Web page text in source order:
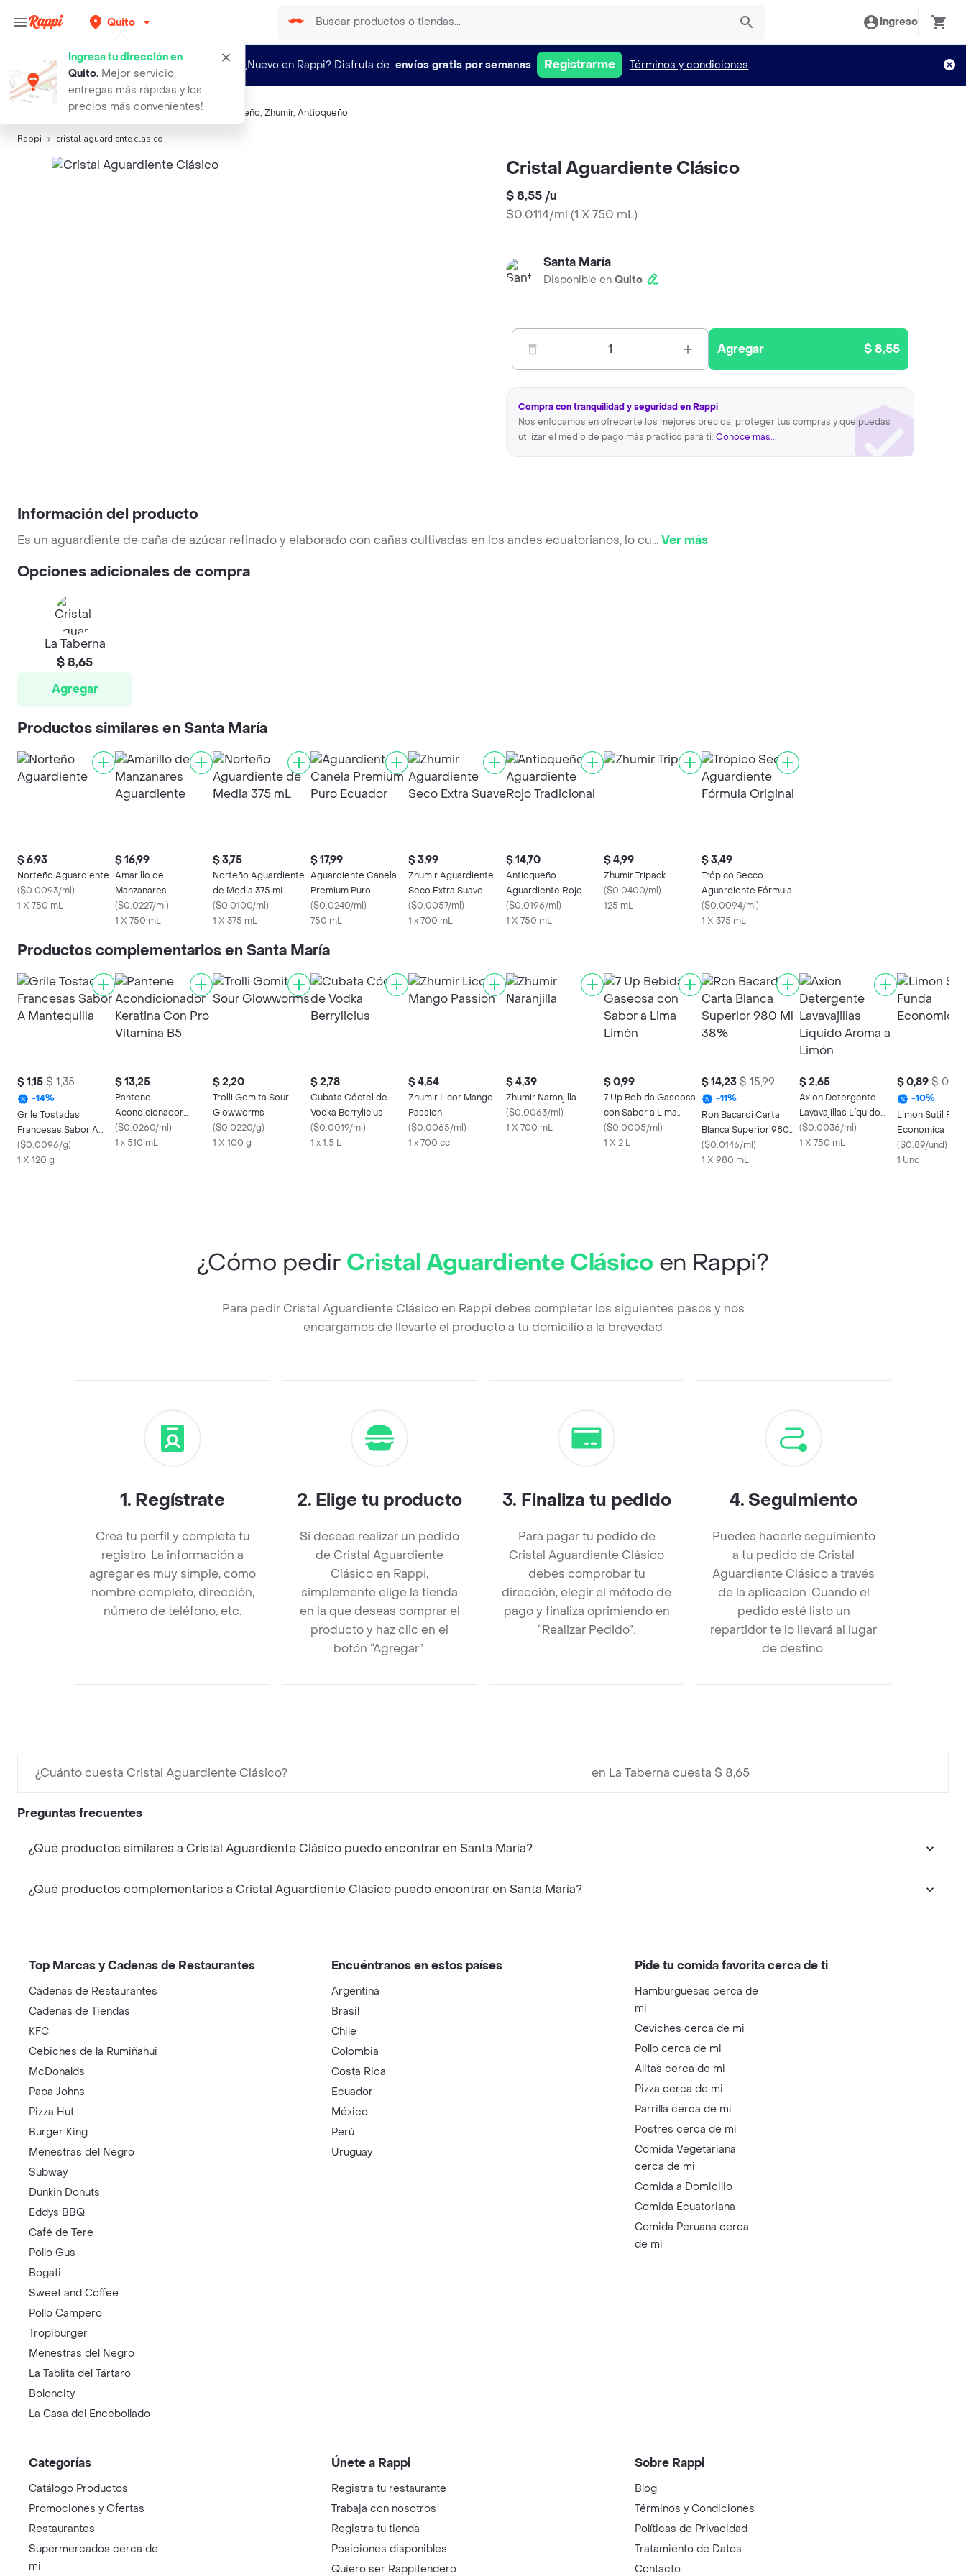
Quito
Ingresa tu dirección en
Quito. Mejor servicio,
entregas más rápidas y los
precios más convenientes!
Ingreso
¿Nuevo en Rappi? Disfruta de envíos gratis por semanas Registrarme Términos y condiciones
Búsquedas relacionadas: Aguardientes,Cristal Norteño, Zhumir, Antioqueño
Rappi cristal aguardiente clasico
Cristal Aguardiente Clásico
$ 8,55 /u
$0.0114/ml (1 X 750 mL)
Santa María
Disponible en Quito
1 Agregar $ 8,55
Compra con tranquilidad y seguridad en Rappi
Nos enfocamos en ofrecerte los mejores precios, proteger tus compras y que puedas
utilizar el medio de pago más practico para ti. Conoce más...
Información del producto
Es un aguardiente de caña de azúcar refinado y elaborado con cañas cultivadas en los andes ecuatorianos, lo cu...Ver más
Opciones adicionales de compra
La Taberna
$ 8,65
Agregar
Productos similares en Santa María
$ 6,93
Norteño Aguardiente
($0.0093/ml)
1 X 750 mL
$ 16,99
Amarillo de
Manzanares
Aguardiente
($0.0227/ml)
1 X 750 mL
$ 3,75
Norteño Aguardiente
de Media 375 mL
($0.0100/ml)
1 X 375 mL
$ 17,99
Aguardiente Canela
Premium Puro
Ecuador
($0.0240/ml)
750 mL
$ 3,99
Zhumir Aguardiente
Seco Extra Suave
($0.0057/ml)
1 x 700 mL
$ 14,70
Antioqueño
Aguardiente Rojo
Tradicional
($0.0196/ml)
1 X 750 mL
$ 4,99
Zhumir Tripack
($0.0400/ml)
125 mL
$ 3,49
Trópico Secco
Aguardiente Fórmula
Original
($0.0094/ml)
1 X 375 mL
Productos complementarios en Santa María
$ 1,15 $ 1,35
-14%
Grile Tostadas
Francesas Sabor A
Mantequilla
($0.0096/g)
1 X 120 g
$ 13,25
Pantene
Acondicionador
Keratina Con Pro
Vitamina B5
($0.0260/ml)
1 x 510 mL
$ 2,20
Trolli Gomita Sour
Glowworms
($0.0220/g)
1 X 100 g
$ 2,78
Cubata Cóctel de
Vodka Berrylicius
($0.0019/ml)
1 x 1.5 L
$ 4,54
Zhumir Licor Mango
Passion
($0.0065/ml)
1 x 700 cc
$ 4,39
Zhumir Naranjilla
($0.0063/ml)
1 X 700 mL
$ 0,99
7 Up Bebida Gaseosa
con Sabor a Lima
Limón
($0.0005/ml)
1 X 2 L
$ 14,23 $ 15,99
-11%
Ron Bacardi Carta
Blanca Superior 980
Ml 38%
($0.0146/ml)
1 X 980 mL
$ 2,65
Axion Detergente
Lavavajillas Líquido
Aroma a Limón
($0.0036/ml)
1 X 750 mL
$ 0,89 $ 0,99
-10%
Limon Sutil
Economica
($0.89/und)
1 Und
¿Cómo pedir Cristal Aguardiente Clásicoen Rappi?
Para pedir Cristal Aguardiente Clásico en Rappi debes completar los siguientes pasos y nos
encargamos de llevarte el producto a tu domicilio a la brevedad
1. Regístrate
Crea tu perfil y completa tu
registro. La información a
agregar es muy simple, como
nombre completo, dirección,
número de teléfono, etc.
2. Elige tu producto
Si deseas realizar un pedido
de Cristal Aguardiente
Clásico en Rappi,
simplemente elige la tienda
en la que deseas comprar el
producto y haz clic en el
botón “Agregar”.
3. Finaliza tu pedido
Para pagar tu pedido de
Cristal Aguardiente Clásico
debes comprobar tu
dirección, elegir el método de
pago y finaliza oprimiendo en
“Realizar Pedido”.
4. Seguimiento
Puedes hacerle seguimiento
a tu pedido de Cristal
Aguardiente Clásico a través
de la aplicación. Cuando el
pedido esté listo un
repartidor te lo llevará al lugar
de destino.
¿Cuánto cuesta Cristal Aguardiente Clásico? en La Taberna cuesta $ 8,65
Preguntas frecuentes
¿Qué productos similares a Cristal Aguardiente Clásico puedo encontrar en Santa María?
¿Qué productos complementarios a Cristal Aguardiente Clásico puedo encontrar en Santa María?
Top Marcas y Cadenas de Restaurantes
Cadenas de Restaurantes
Cadenas de Tiendas
KFC
Cebiches de la Rumiñahui
McDonalds
Papa Johns
Pizza Hut
Burger King
Menestras del Negro
Subway
Dunkin Donuts
Eddys BBQ
Café de Tere
Pollo Gus
Bogati
Sweet and Coffee
Pollo Campero
Tropiburger
Menestras del Negro
La Tablita del Tártaro
Boloncity
La Casa del Encebollado
Encuéntranos en estos países
Argentina
Brasil
Chile
Colombia
Costa Rica
Ecuador
México
Perú
Uruguay
Pide tu comida favorita cerca de ti
Hamburguesas cerca de
mi
Ceviches cerca de mi
Pollo cerca de mi
Alitas cerca de mi
Pizza cerca de mi
Parrilla cerca de mi
Postres cerca de mi
Comida Vegetariana
cerca de mi
Comida a Domicilio
Comida Ecuatoriana
Comida Peruana cerca
de mi
Categorías
Catálogo Productos
Promociones y Ofertas
Restaurantes
Supermercados cerca de
mi
Únete a Rappi
Registra tu restaurante
Trabaja con nosotros
Registra tu tienda
Posiciones disponibles
Quiero ser Rappitendero
Sobre Rappi
Blog
Términos y Condiciones
Políticas de Privacidad
Tratamiento de Datos
Contacto